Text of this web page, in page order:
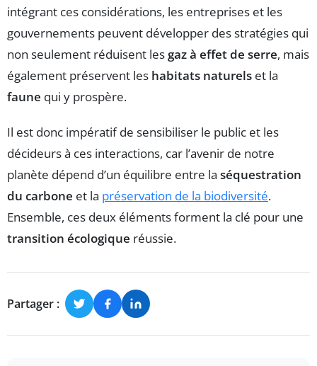
intégrant ces considérations, les entreprises et les
gouvernements peuvent développer des stratégies qui
non seulement réduisent les gaz à effet de serre, mais
également préservent les habitats naturels et la
faune qui y prospère.
Il est donc impératif de sensibiliser le public et les
décideurs à ces interactions, car l’avenir de notre
planète dépend d’un équilibre entre la séquestration
du carbone et la préservation de la biodiversité.
Ensemble, ces deux éléments forment la clé pour une
transition écologique réussie.
Partager :